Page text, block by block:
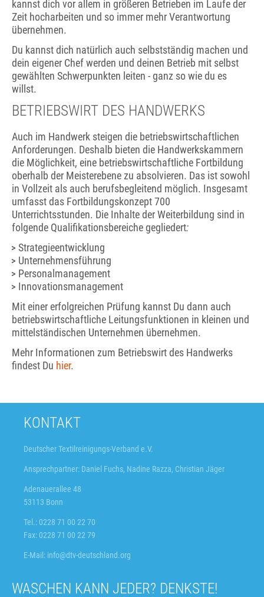
kannst dich vor allem in größeren Betrieben im Laufe der
Zeit hocharbeiten und so immer mehr Verantwortung
übernehmen.
Du kannst dich natürlich auch selbstständig machen und
dein eigener Chef werden und deinen Betrieb mit selbst
gewählten Schwerpunkten leiten - ganz so wie du es
willst.
BETRIEBSWIRT DES HANDWERKS
Auch im Handwerk steigen die betriebswirtschaftlichen
Anforderungen. Deshalb bieten die Handwerkskammern
die Möglichkeit, eine betriebswirtschaftliche Fortbildung
oberhalb der Meisterebene zu absolvieren. Das ist sowohl
in Vollzeit als auch berufsbegleitend möglich. Insgesamt
umfasst das Fortbildungskonzept 700
Unterrichtsstunden. Die Inhalte der Weiterbildung sind in
folgende Qualifikationsbereiche gegliedert:
Strategieentwicklung
Unternehmensführung
Personalmanagement
Innovationsmanagement
Mit einer erfolgreichen Prüfung kannst Du dann auch
betriebswirtschaftliche Leitungsfunktionen in kleinen und
mittelständischen Unternehmen übernehmen.
Mehr Informationen zum Betriebswirt des Handwerks
findest Du hier.
KONTAKT
Deutscher Textilreinigungs-Verband e.V.
Ansprechpartner: Daniel Fuchs, Nadine Razza, Christian Jäger
Adenauerallee 48
53113 Bonn
Tel.: 0228 71 00 22 70
Fax: 0228 71 00 22 79
E-Mail: info@dtv-deutschland.org
WASCHEN KANN JEDER? DENKSTE!